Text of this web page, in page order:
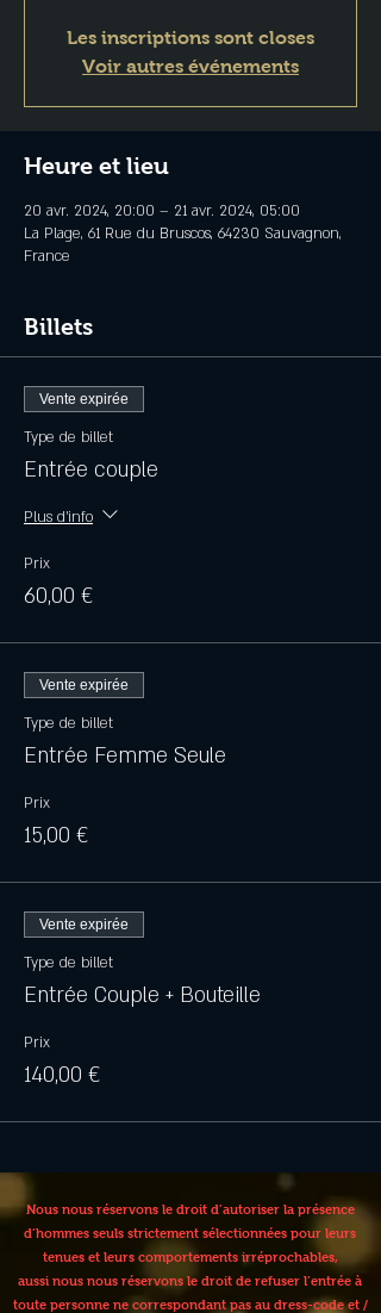
Les inscriptions sont closes
Voir autres événements
Heure et lieu
20 avr. 2024, 20:00 – 21 avr. 2024, 05:00
La Plage, 61 Rue du Bruscos, 64230 Sauvagnon,
France
Billets
Vente expirée
Type de billet
Entrée couple
Plus d'info
Prix
60,00 €
Vente expirée
Type de billet
Entrée Femme Seule
Prix
15,00 €
Vente expirée
Type de billet
Entrée Couple + Bouteille
Prix
140,00 €
Nous nous réservons le droit d’autoriser la présence
d’hommes seuls strictement sélectionnées pour leurs
tenues et leurs comportements irréprochables,
aussi nous nous réservons le droit de refuser l’entrée à
toute personne ne correspondant pas au dress-code et /